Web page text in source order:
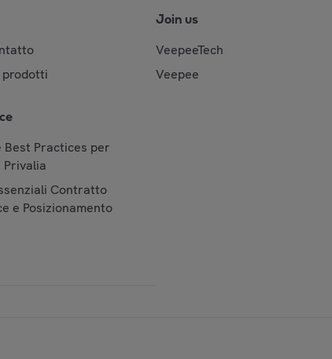
prodotti
Best Practices per
Privalia
Contratto
e Posizionamento
Join us
VeepeeTech
Veepee